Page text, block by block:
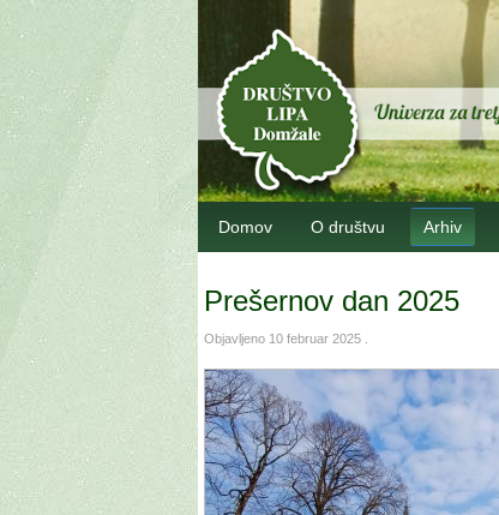
Domov O društvu Arhiv
Prešernov dan 2025
Objavljeno 10 februar 2025